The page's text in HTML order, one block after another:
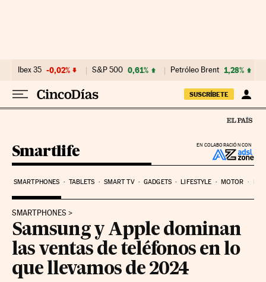
Ibex 35 -0,02% S&P 500 0,61% Petróleo Brent 1,28%
SUSCRÍBETE
EN COLABORACIÓN CON
Smartlife
SMARTPHONES TABLETS SMART TV GADGETS LIFESTYLE MOTOR
SMARTPHONES
Samsung y Apple dominan
las ventas de teléfonos en lo
que llevamos de 2024